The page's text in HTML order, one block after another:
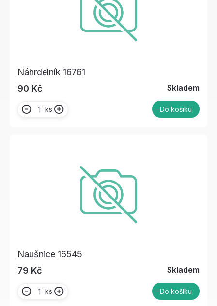
Náhrdelník 16761
90 Kč
Skladem
ks Do košíku
Naušnice 16545
79 Kč
Skladem
ks Do košíku